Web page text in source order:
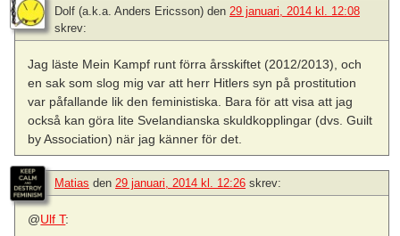
Dolf (a.k.a. Anders Ericsson) den 29 januari, 2014 kl. 12:08
skrev:
Jag läste Mein Kampf runt förra årsskiftet (2012/2013), och
en sak som slog mig var att herr Hitlers syn på prostitution
var påfallande lik den feministiska. Bara för att visa att jag
också kan göra lite Svelandianska skuldkopplingar (dvs. Guilt
by Association) när jag känner för det.
Matias den 29 januari, 2014 kl. 12:26 skrev:
@Ulf T: